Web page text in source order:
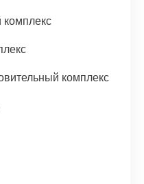
комплекс
комплекс